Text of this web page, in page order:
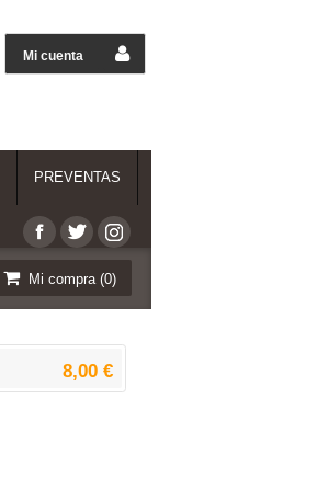
Mi cuenta
PREVENTAS
Mi compra (0)
8,00 €